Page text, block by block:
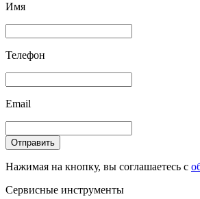
Имя
Телефон
Email
Отправить
Нажимая на кнопку, вы соглашаетесь с
Сервисные инструменты